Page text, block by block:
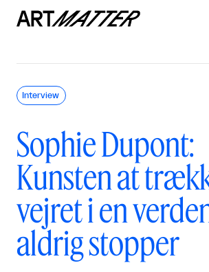
Sophie Dupont:
Kunsten at
vejret i en
aldrig stopper
Interview